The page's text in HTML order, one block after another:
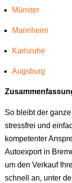
Münster⁠
Mannheim
Karlsruhe
Augsburg
So bleibt der
stressfrei und
kompetenter
Autoexport in
um den Verkauf
schnell an, unter